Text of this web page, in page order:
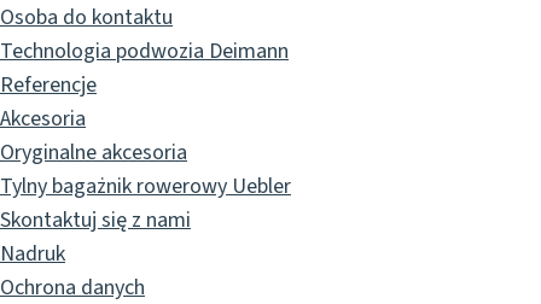
Osoba do kontaktu
Technologia podwozia Deimann
Referencje
Akcesoria
Oryginalne akcesoria
Tylny bagażnik rowerowy Uebler
Skontaktuj się z nami
Nadruk
Ochrona danych